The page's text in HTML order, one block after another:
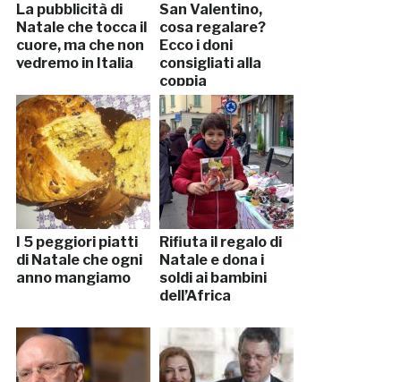
La pubblicità di
Natale che tocca il
cuore, ma che non
vedremo in Italia
San Valentino,
cosa regalare?
Ecco i doni
consigliati alla
coppia
I 5 peggiori piatti
di Natale che ogni
anno mangiamo
Rifiuta il regalo di
Natale e dona i
soldi ai bambini
dell’Africa